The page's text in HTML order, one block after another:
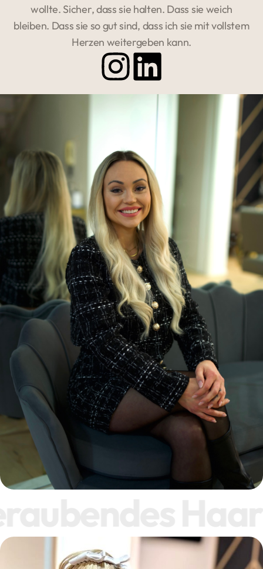
wollte. Sicher, dass sie halten. Dass sie weich
bleiben. Dass sie so gut sind, dass ich sie mit vollstem
Herzen weitergeben kann.